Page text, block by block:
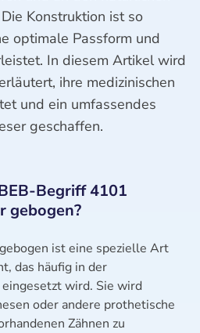
Konstruktion ist so
optimale Passform und
In diesem Artikel wird
ihre medizinischen
und ein umfassendes
geschaffen.
Begriff 4101
gebogen?
ist eine spezielle Art
das häufig in der
wird. Sie wird
oder andere prothetische
Zähnen zu